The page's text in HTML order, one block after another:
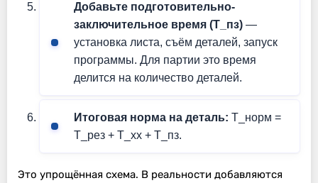
Добавьте подготовительно-
заключительное время (T_пз) —
установка листа, съём деталей, запуск
программы. Для партии это время
делится на количество деталей.
Итоговая норма на деталь: T_норм =
T_рез + T_хх + T_пз.
Это упрощённая схема. В реальности добавляются